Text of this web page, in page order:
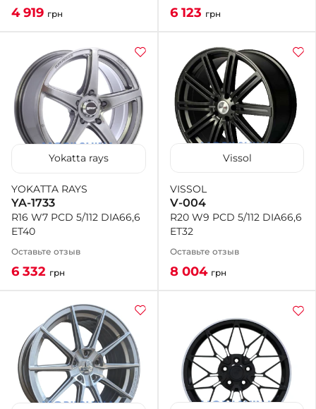
4 919 грн 6 123 грн
Yokatta rays
YOKATTA RAYS
YA-1733
R16 W7 PCD 5/112 DIA66,6
ET40
Оставьте отзыв
6 332 грн
Vissol
VISSOL
V-004
R20 W9 PCD 5/112 DIA66,6
ET32
Оставьте отзыв
8 004 грн